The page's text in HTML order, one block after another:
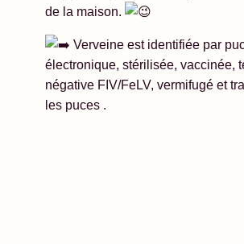
de la maison.
Verveine est identifiée par
électronique, stérilisée, vaccinée,
négative FIV/FeLV, vermifugé et
les puces .